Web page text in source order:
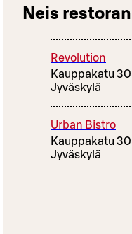
Neis
Revolution
Kauppakatu
Jyväskylä
Urban Bistro
Kauppakatu
Jyväskylä